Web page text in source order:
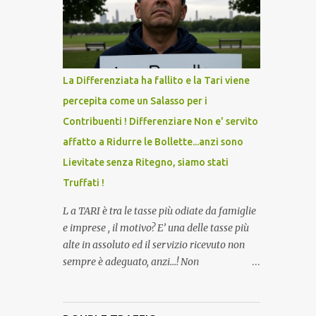
lo scopo della temperatura? Qualcuno a suo
tempo ribattezzo' il Vaccino come: l' Amaro
del Capo, era "spettacolare Ghiacciato, ma
andava bene anche, a Temperatura
Ambiente"! Riproponiamo l'articolo per NON
La Differenziata ha fallito e la Tari viene
percepita come un Salasso per i
Contribuenti ! Differenziare Non e' servito
affatto a Ridurre le Bollette...anzi sono
Lievitate senza Ritegno, siamo stati
Truffati !
L a TARI è tra le tasse più odiate da famiglie
e imprese , il motivo? E’ una delle tasse più
alte in assoluto ed il servizio ricevuto non
sempre è adeguato, anzi…! Non
cittadini direttamente a casa, abbiamo